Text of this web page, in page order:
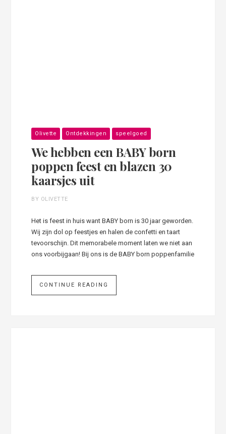
Olivette Ontdekkingen speelgoed
We hebben een BABY born
poppen feest en blazen 30
kaarsjes uit
BY OLIVETTE
Het is feest in huis want BABY born is 30 jaar geworden.
Wij zijn dol op feestjes en halen de confetti en taart
tevoorschijn. Dit memorabele moment laten we niet aan
ons voorbijgaan! Bij ons is de BABY born poppenfamilie
CONTINUE READING